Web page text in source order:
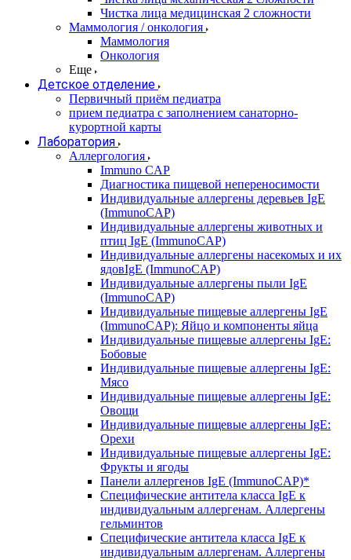
Чистка лица медицинская 2 сложности
Маммология / онкология
Маммология
Онкология
Еще
Детское отделение
Первичный приём педиатра
прием педиатра с заполнением санаторно-
курортной карты
Лаборатория
Аллергология
Immuno CAP
Диагностика пищевой непереносимости
Индивидуальные аллергены деревьев IgE
(ImmunoCAP)
Индивидуальные аллергены животных и
птиц IgE (ImmunoCAP)
Индивидуальные аллергены насекомых и их
ядовIgE (ImmunoCAP)
Индивидуальные аллергены пыли IgE
(ImmunoCAP)
Индивидуальные пищевые аллергены IgE
(ImmunoCAP): Яйцо и компоненты яйца
Индивидуальные пищевые аллергены IgE:
Бобовые
Индивидуальные пищевые аллергены IgE:
Мясо
Индивидуальные пищевые аллергены IgE:
Овощи
Индивидуальные пищевые аллергены IgE:
Орехи
Индивидуальные пищевые аллергены IgE:
Фрукты и ягоды
Панели аллергенов IgE (ImmunoCAP)*
Специфические антитела класса IgE к
индивидуальным аллергенам. Аллергены
гельминтов
Специфические антитела класса IgE к
индивидуальным аллергенам. Аллергены